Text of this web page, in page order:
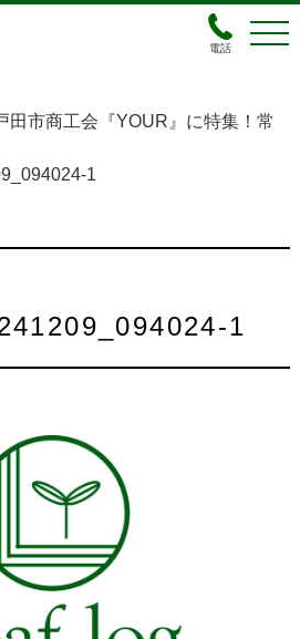
電話
田市商工会『YOUR』に特集！常
1
1